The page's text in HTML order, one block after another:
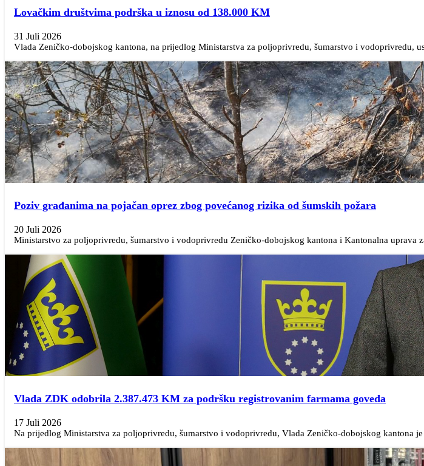
Lovačkim društvima podrška u iznosu od 138.000 KM
31 Juli 2026
Vlada Zeničko-dobojskog kantona, na prijedlog Ministarstva za poljoprivredu, šumarstvo i vodoprivredu,
Poziv građanima na pojačan oprez zbog povećanog rizika od šumskih požara
20 Juli 2026
Ministarstvo za poljoprivredu, šumarstvo i vodoprivredu Zeničko-dobojskog kantona i Kantonalna uprava
Vlada ZDK odobrila 2.387.473 KM za podršku registrovanim farmama goveda
17 Juli 2026
Na prijedlog Ministarstva za poljoprivredu, šumarstvo i vodoprivredu, Vlada Zeničko-dobojskog kantona je